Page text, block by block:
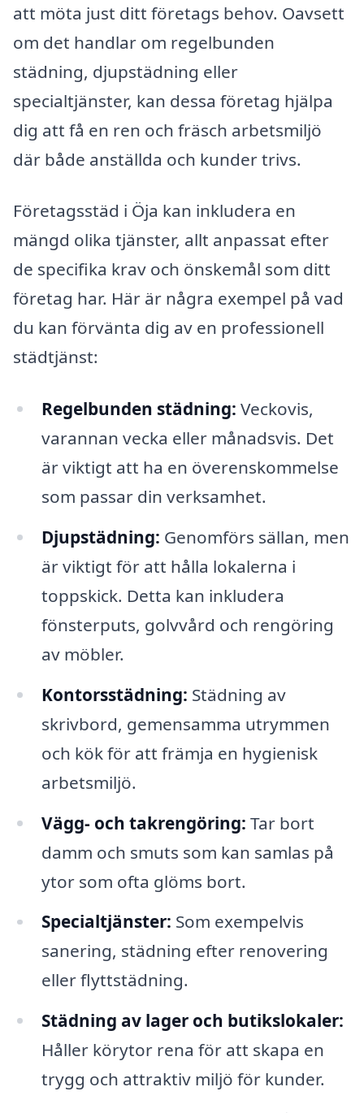
att möta just ditt företags behov. Oavsett
om det handlar om regelbunden
städning, djupstädning eller
specialtjänster, kan dessa företag hjälpa
dig att få en ren och fräsch arbetsmiljö
där både anställda och kunder trivs.
Företagsstäd i Öja kan inkludera en
mängd olika tjänster, allt anpassat efter
de specifika krav och önskemål som ditt
företag har. Här är några exempel på vad
du kan förvänta dig av en professionell
städtjänst:
Regelbunden städning: Veckovis,
varannan vecka eller månadsvis. Det
är viktigt att ha en överenskommelse
som passar din verksamhet.
Djupstädning: Genomförs sällan, men
är viktigt för att hålla lokalerna i
toppskick. Detta kan inkludera
fönsterputs, golvvård och rengöring
av möbler.
Kontorsstädning: Städning av
skrivbord, gemensamma utrymmen
och kök för att främja en hygienisk
arbetsmiljö.
Vägg- och takrengöring: Tar bort
damm och smuts som kan samlas på
ytor som ofta glöms bort.
Specialtjänster: Som exempelvis
sanering, städning efter renovering
eller flyttstädning.
Städning av lager och butikslokaler:
Håller körytor rena för att skapa en
trygg och attraktiv miljö för kunder.